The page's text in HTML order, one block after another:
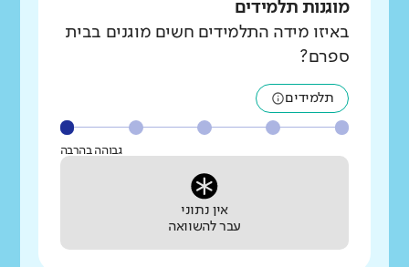
מוגנות תלמידים
באיזו מידה התלמידים חשים מוגנים בבית
ספרם?
תלמידים
גבוהה בהרבה
אין נתוני
עבר להשוואה